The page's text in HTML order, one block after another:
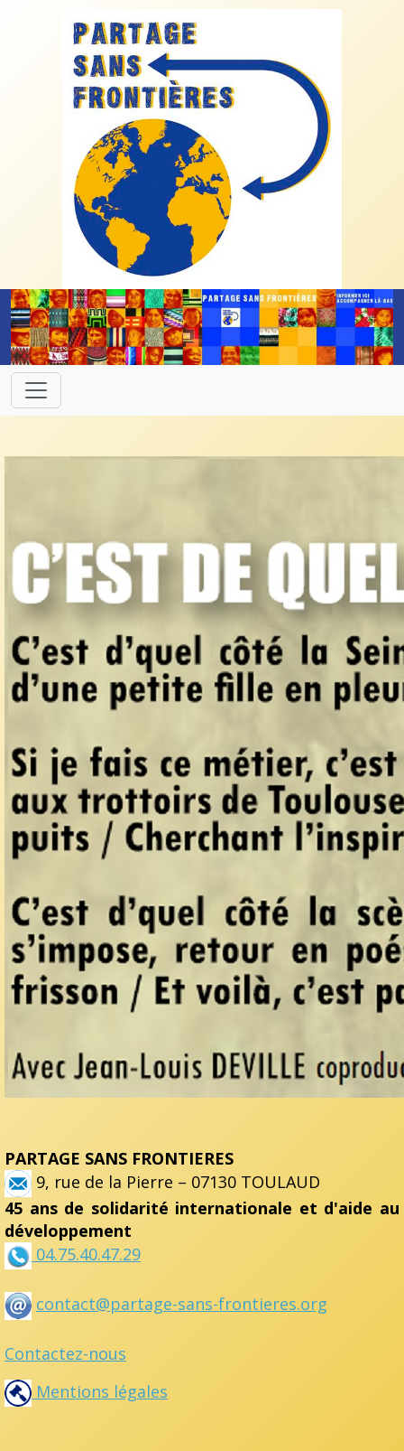
PARTAGE SANS FRONTIERES
9, rue de la Pierre – 07130 TOULAUD
45 ans de solidarité internationale et d'aide au
développement
04.75.40.47.29
contact@partage-sans-frontieres.org
Contactez-nous
Mentions légales